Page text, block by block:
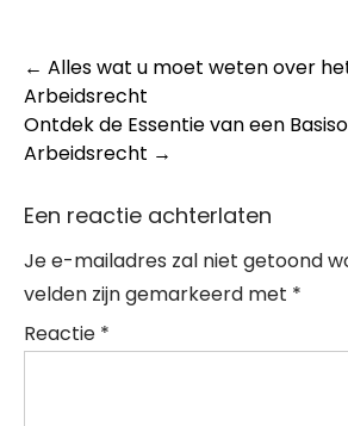
Post
navigation
← Alles wat u moet weten over
Arbeidsrecht
Ontdek de Essentie van een
Arbeidsrecht →
Een reactie achterlaten
Je e-mailadres zal niet getoond
velden zijn gemarkeerd met *
Reactie *